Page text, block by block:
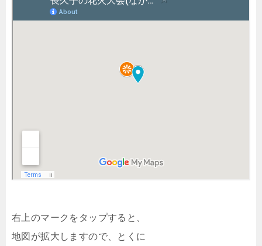
右上のマークをタップすると、
地図が拡大しますので、とくに